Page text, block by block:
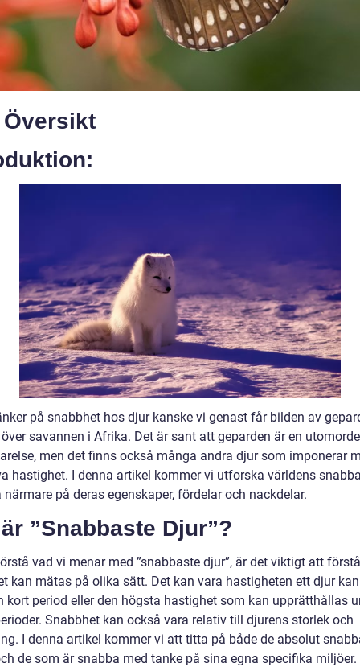
Översikt
på snabbhet hos djur kanske vi genast får bilden av
savannen i Afrika. Det är sant att geparden är en
men det finns också många andra djur som imponerar
hastighet. I denna artikel kommer vi utforska världens
på deras egenskaper, fördelar och nackdelar.
”Snabbaste Djur”?
vad vi menar med ”snabbaste djur”, är det viktigt att
kan mätas på olika sätt. Det kan vara hastigheten ett djur
kort period eller den högsta hastighet som kan upprätthållas
Snabbhet kan också vara relativ till djurens storlek och
I denna artikel kommer vi att titta på både de absolut
de som är snabba med tanke på sina egna specifika miljöer.